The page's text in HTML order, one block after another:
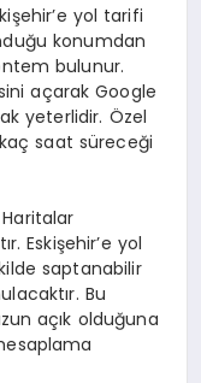
yol tarifi
konumdan
bulunur.
açarak Google
yeterlidir. Özel
saat süreceği
Eskişehir’e yol
saptanabilir
Bu
açık olduğuna